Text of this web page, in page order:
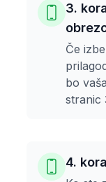
3.
Če
bo
stranic
4.